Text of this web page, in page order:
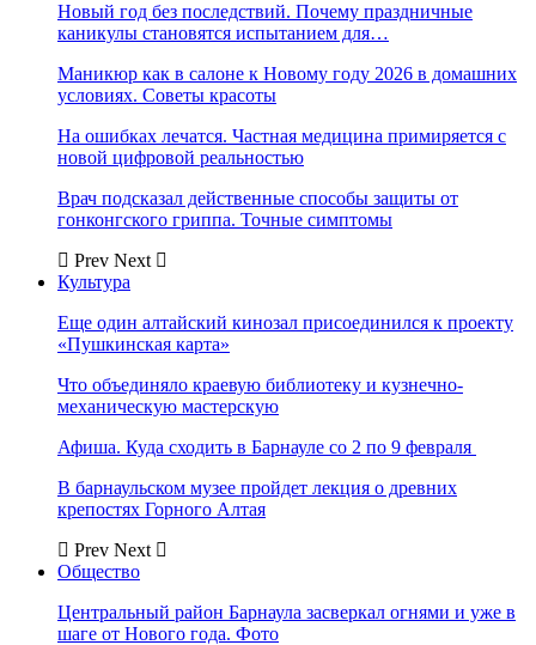
Новый год без последствий. Почему праздничные
каникулы становятся испытанием для…
Маникюр как в салоне к Новому году 2026 в домашних
условиях. Советы красоты
На ошибках лечатся. Частная медицина примиряется с
новой цифровой реальностью
Врач подсказал действенные способы защиты от
гонконгского гриппа. Точные симптомы
Prev Next
Культура
Еще один алтайский кинозал присоединился к проекту
«Пушкинская карта»
Что объединяло краевую библиотеку и кузнечно-
механическую мастерскую
Афиша. Куда сходить в Барнауле со 2 по 9 февраля
В барнаульском музее пройдет лекция о древних
крепостях Горного Алтая
Prev Next
Общество
Центральный район Барнаула засверкал огнями и уже в
шаге от Нового года. Фото